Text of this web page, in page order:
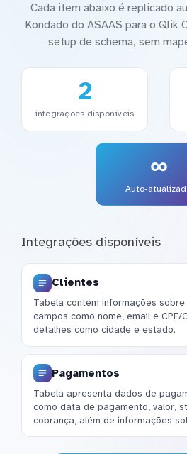
Cada item abaixo é replicado
Kondado do ASAAS para o Qlik
setup de schema, sem
2
integrações disponíveis
∞
Auto-
Integrações disponíveis
Clientes
Tabela contém informações sobre
campos como nome, email e CPF/
detalhes como cidade e estado.
Pagamentos
Tabela apresenta dados de
como data de pagamento, valor,
cobrança, além de informações